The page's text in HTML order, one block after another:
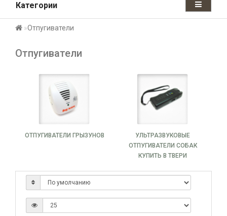
Категории
Отпугиватели
Отпугиватели
ОТПУГИВАТЕЛИ ГРЫЗУНОВ
УЛЬТРАЗВУКОВЫЕ
ОТПУГИВАТЕЛИ СОБАК
КУПИТЬ В ТВЕРИ